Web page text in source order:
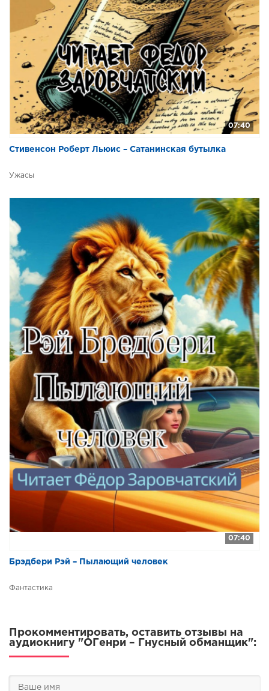
07:40
Стивенсон Роберт Льюис – Сатанинская бутылка
Ужасы
07:40
Брэдбери Рэй – Пылающий человек
Фантастика
Прокомментировать, оставить отзывы на
аудиокнигу "ОГенри – Гнусный обманщик":